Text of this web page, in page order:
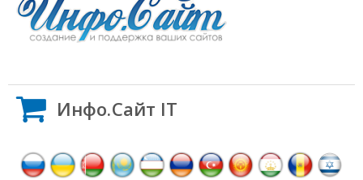
Инфо.Сайт IT